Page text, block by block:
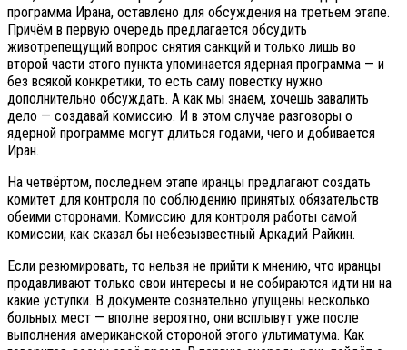
программа Ирана, оставлено для обсуждения на третьем этапе.
Причём в первую очередь предлагается обсудить
животрепещущий вопрос снятия санкций и только лишь во
второй части этого пункта упоминается ядерная программа — и
без всякой конкретики, то есть саму повестку нужно
дополнительно обсуждать. А как мы знаем, хочешь завалить
дело — создавай комиссию. И в этом случае разговоры о
ядерной программе могут длиться годами, чего и добивается
Иран.
На четвёртом, последнем этапе иранцы предлагают создать
комитет для контроля по соблюдению принятых обязательств
обеими сторонами. Комиссию для контроля работы самой
комиссии, как сказал бы небезызвестный Аркадий Райкин.
Если резюмировать, то нельзя не прийти к мнению, что иранцы
продавливают только свои интересы и не собираются идти ни на
какие уступки. В документе сознательно упущены несколько
больных мест — вполне вероятно, они всплывут уже после
выполнения американской стороной этого ультиматума. Как